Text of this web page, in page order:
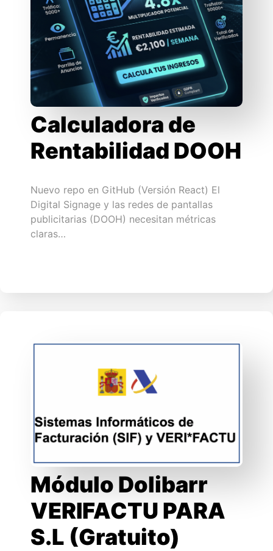
Calculadora de
Rentabilidad DOOH
Nuevo repo en GitHub (Versión React) El
Digital Signage y las redes de pantallas
publicitarias (DOOH) necesitan métricas
claras…
Módulo Dolibarr
VERIFACTU PARA
S.L (Gratuito)